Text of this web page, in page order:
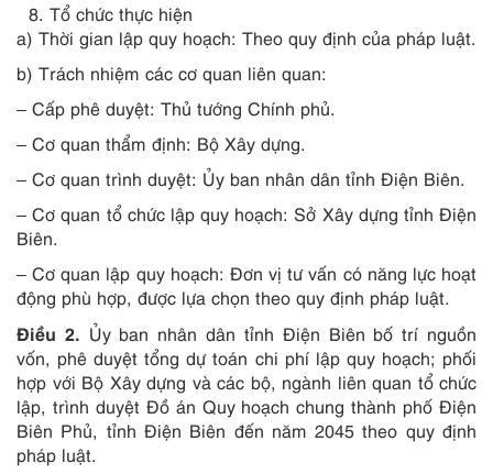
Tổ chức thực hiện
a) Thời gian lập quy hoạch: Theo quy định của pháp luật.
b) Trách nhiệm các cơ quan liên quan:
– Cấp phê duyệt: Thủ tướng Chính phủ.
– Cơ quan thẩm định: Bộ Xây dựng.
– Cơ quan trình duyệt: Ủy ban nhân dân tỉnh Điện Biên.
– Cơ quan tổ chức lập quy hoạch: Sở Xây dựng tỉnh Điện
Biên.
– Cơ quan lập quy hoạch: Đơn vị tư vấn có năng lực hoạt
động phù hợp, được lựa chọn theo quy định pháp luật.
Điều 2. Ủy ban nhân dân tỉnh Điện Biên bố trí nguồn
vốn, phê duyệt tổng dự toán chi phí lập quy hoạch; phối
hợp với Bộ Xây dựng và các bộ, ngành liên quan tổ chức
lập, trình duyệt Đồ án Quy hoạch chung thành phố Điện
Biên Phủ, tỉnh Điện Biên đến năm 2045 theo quy định
pháp luật.